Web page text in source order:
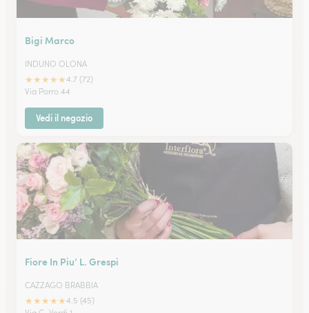
Bigi Marco
INDUNO OLONA
★★★★★4.7 (72)
Via Porro 44
Vedi il negozio
Fiore In Piu’ L. Grespi
CAZZAGO BRABBIA
★★★★★4.5 (45)